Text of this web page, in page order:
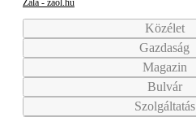
Zala - zaol.hu
Közélet
Gazdaság
Magazin
Bulvár
Szolgáltatás